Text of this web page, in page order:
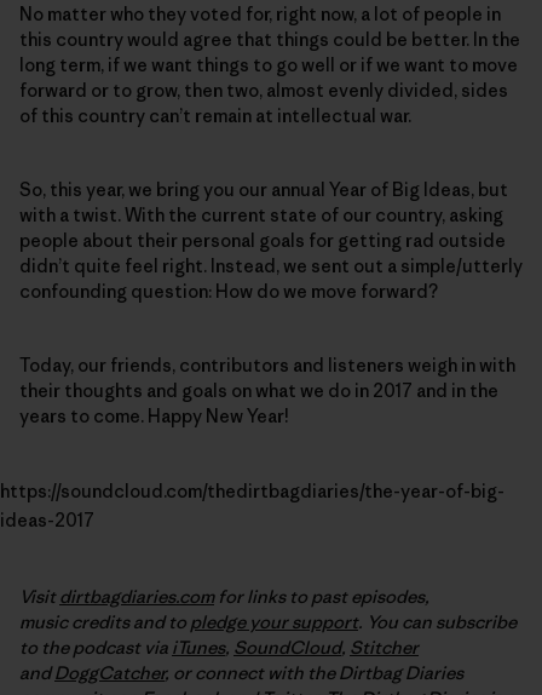
No matter who they voted for, right now, a lot of people in
this country would agree that things could be better. In the
long term, if we want things to go well or if we want to move
forward or to grow, then two, almost evenly divided, sides
of this country can’t remain at intellectual war.
So, this year, we bring you our annual Year of Big Ideas, but
with a twist. With the current state of our country, asking
people about their personal goals for getting rad outside
didn’t quite feel right. Instead, we sent out a simple/utterly
confounding question: How do we move forward?
Today, our friends, contributors and listeners weigh in with
their thoughts and goals on what we do in 2017 and in the
years to come. Happy New Year!
https://soundcloud.com/thedirtbagdiaries/the-year-of-big-
ideas-2017
Visitdirtbagdiaries.comfor links to past episodes,
music credits and to pledge your support. You can subscribe
to the podcast via iTunes, SoundCloud, Stitcher
andDoggCatcher, or connect with the Dirtbag Diaries